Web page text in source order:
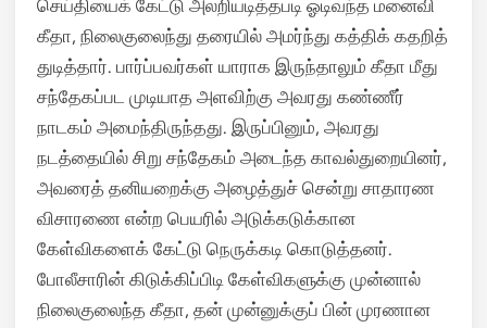
செய்தியைக் கேட்டு அலறியடித்தபடி ஓடிவந்த மனைவி
கீதா, நிலைகுலைந்து தரையில் அமர்ந்து கத்திக் கதறித்
துடித்தார். பார்ப்பவர்கள் யாராக இருந்தாலும் கீதா மீது
சந்தேகப்பட முடியாத அளவிற்கு அவரது கண்ணீர்
நாடகம் அமைந்திருந்தது. இருப்பினும், அவரது
நடத்தையில் சிறு சந்தேகம் அடைந்த காவல்துறையினர்,
அவரைத் தனியறைக்கு அழைத்துச் சென்று சாதாரண
விசாரணை என்ற பெயரில் அடுக்கடுக்கான
கேள்விகளைக் கேட்டு நெருக்கடி கொடுத்தனர்.
போலீசாரின் கிடுக்கிப்பிடி கேள்விகளுக்கு முன்னால்
நிலைகுலைந்த கீதா, தன் முன்னுக்குப் பின் முரணான